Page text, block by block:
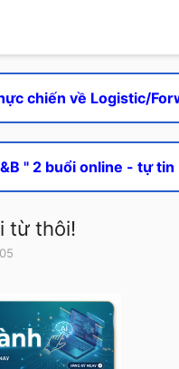
chiến về Logistic/
" 2 buổi online - tự
từ thôi!